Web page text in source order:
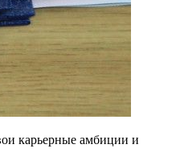
карьерные амбиции и